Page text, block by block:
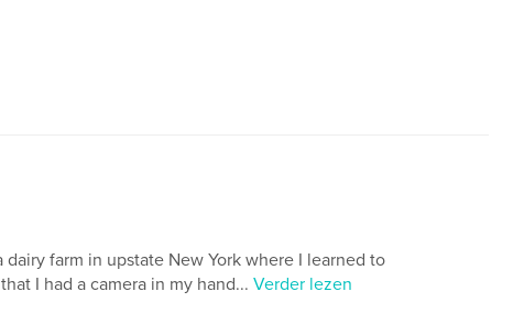
farm in upstate New York where I learned to
I had a camera in my hand... Verder lezen